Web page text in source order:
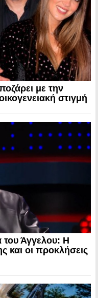
με την
στιγμή
του Άγγελου: Η
και οι προκλήσεις